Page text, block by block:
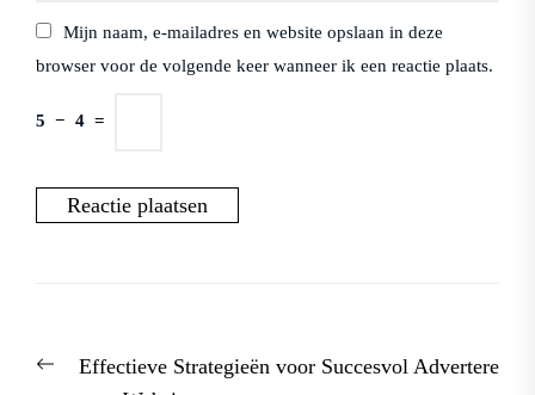
Mijn naam, e-mailadres en website opslaan in deze
browser voor de volgende keer wanneer ik een reactie plaats.
5 − 4 =
PreviousEffectieve Strategieën voor Succesvol Advertere